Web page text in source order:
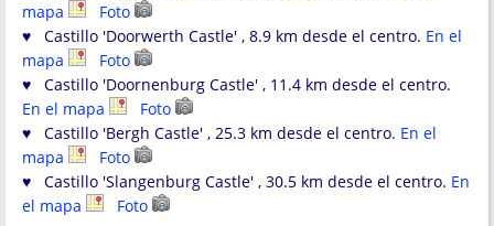
mapa
Foto
♥ Castillo 'Doorwerth Castle' , 8.9 km desde el centro. En el
mapa
Foto
♥ Castillo 'Doornenburg Castle' , 11.4 km desde el centro.
En el mapa
Foto
♥ Castillo 'Bergh Castle' , 25.3 km desde el centro. En el
mapa
Foto
♥ Castillo 'Slangenburg Castle' , 30.5 km desde el centro. En
el mapa
Foto